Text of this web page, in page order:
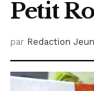
Petit
par Redaction